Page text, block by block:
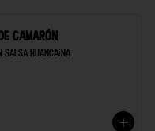
Camarón
salsa Huancaina